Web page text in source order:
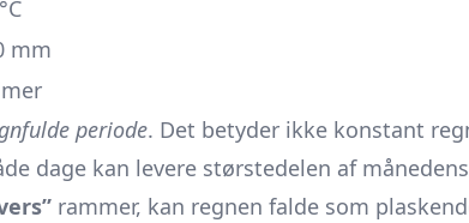
mm
periode. Det betyder ikke konstant
dage kan levere størstedelen af
rammer, kan regnen falde som